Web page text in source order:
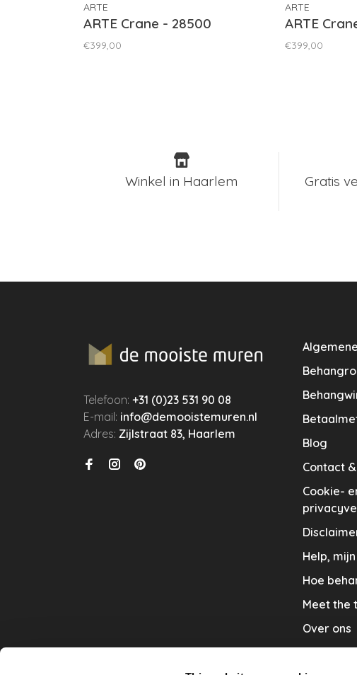
ARTE
ARTE Crane - 28500
€399,00
ARTE
ARTE
€399,00
Winkel in Haarlem
Gratis
Telefoon:+31 (0)23 531 90 08
E-mail: info@demooistemuren.nl
Adres:Zijlstraat 83, Haarlem
Blog
Contact
Cookie-
Help,
Hoe
Meet the
Over ons